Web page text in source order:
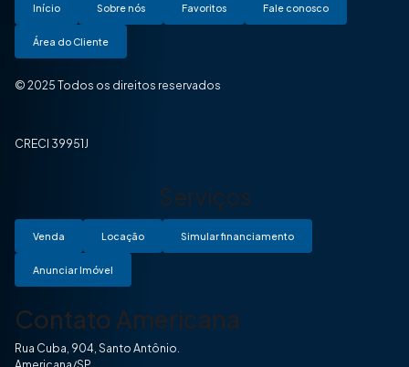
Início Sobre nós Favoritos Fale conosco
Área do Cliente
© 2025 Todos os direitos reservados
CRECI 39951J
Serviços
Venda Locação Simular financiamento
Anunciar Imóvel
Contato Americana
Rua Cuba, 904, Santo Antônio.
Americana/SP